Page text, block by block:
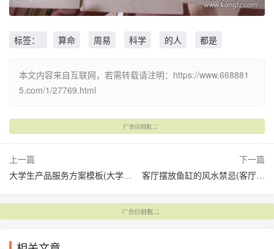
标签： 算命 周易 科学 的人 都是
本文内容来自互联网，若需转载请注明：https://www.668881
5.com/1/27769.html
上一篇
大学生产品服务方案模板(大学生创业计划书产品服务)
下一篇
客厅摆放鱼缸的风水禁忌(客厅放鱼缸有讲究吗)